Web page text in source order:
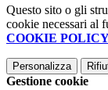
Questo sito o gli
cookie necessari al
COOKIE
Personalizza
Gestione cookie